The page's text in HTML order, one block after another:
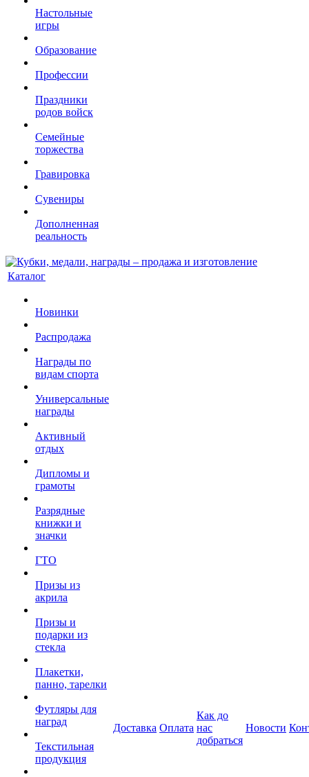
Настольные
игры
Образование
Профессии
Праздники
родов войск
Семейные
торжества
Гравировка
Сувениры
Дополненная
реальность
Каталог
Новинки
Распродажа
Награды по
видам спорта
Универсальные
награды
Активный
отдых
Дипломы и
грамоты
Разрядные
книжки и
значки
ГТО
Призы из
акрила
Призы и
подарки из
стекла
Плакетки,
панно, тарелки
Футляры для
наград
Текстильная
продукция
Доставка Оплата
Как до
нас
добраться
Новости